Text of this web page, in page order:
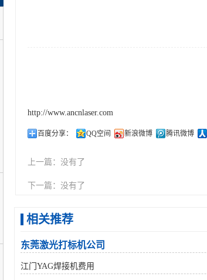
http://www.ancnlaser.com
百度分享： QQ空间 新浪微博 腾讯微博
上一篇： 没有了
下一篇： 没有了
相关推荐
东莞激光打标机公司
江门YAG焊接机费用